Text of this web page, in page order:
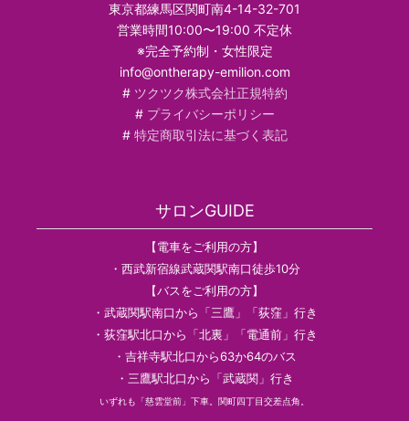
東京都練馬区関町南4-14-32-701
営業時間10:00〜19:00 不定休
※完全予約制・女性限定
info@ontherapy-emilion.com
# ツクツク株式会社正規特約
# プライバシーポリシー
# 特定商取引法に基づく表記
サロンGUIDE
【電車をご利用の方】
・西武新宿線武蔵関駅南口徒歩10分
【バスをご利用の方】
・武蔵関駅南口から「三鷹」「荻窪」行き
・荻窪駅北口から「北裏」「電通前」行き
・吉祥寺駅北口から63か64のバス
・三鷹駅北口から「武蔵関」行き
いずれも「慈雲堂前」下車。関町四丁目交差点角。